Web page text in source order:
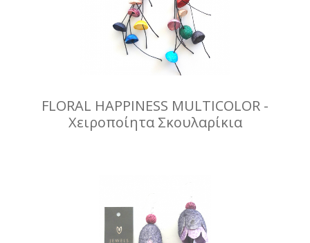
FLORAL HAPPINESS MULTICOLOR -
Χειροποίητα Σκουλαρίκια